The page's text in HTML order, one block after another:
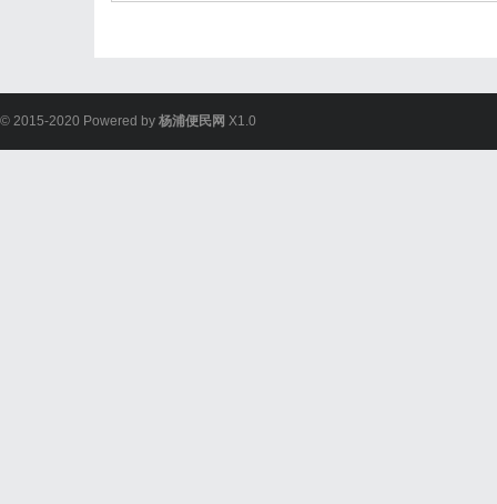
© 2015-2020 Powered by 杨浦便民网 X1.0